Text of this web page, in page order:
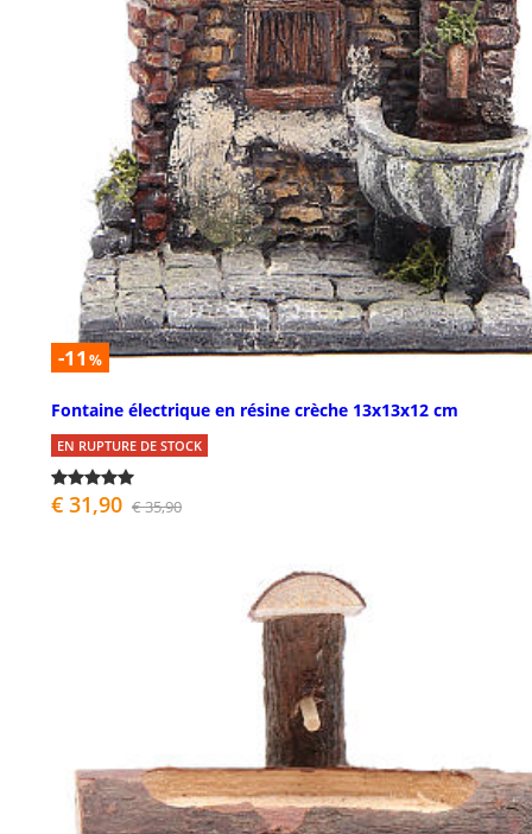
-11 %
Fontaine électrique en résine crèche 13x13x12 cm
EN RUPTURE DE STOCK
€ 31,90 € 35,90